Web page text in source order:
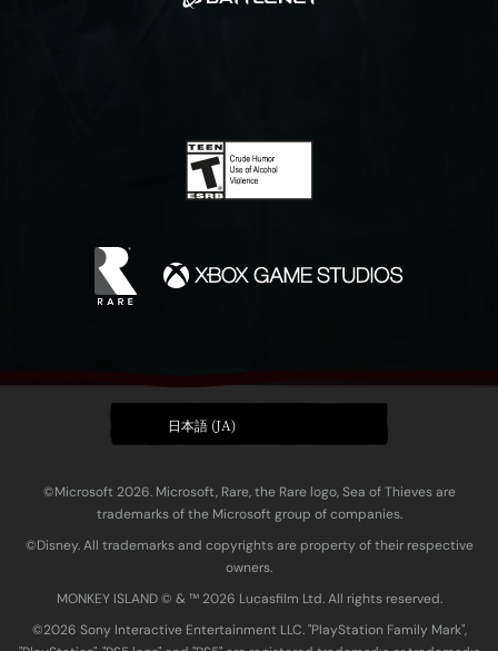
日本語 (JA)
©Microsoft 2026. Microsoft, Rare, the Rare logo, Sea of Thieves are
trademarks of the Microsoft group of companies.
©Disney. All trademarks and copyrights are property of their respective
owners.
MONKEY ISLAND © & ™ 20‍26 Lucasfilm Ltd. All rights reserved.
©2026 Sony Interactive Entertainment LLC. "PlayStation Family Mark",